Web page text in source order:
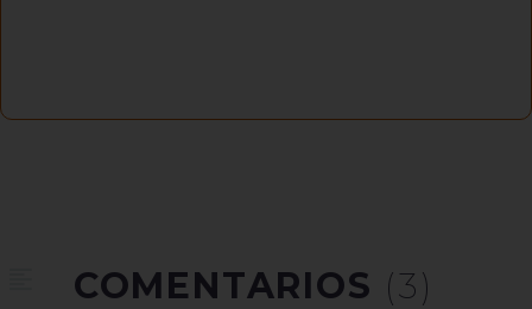
COMENTARIOS (3)